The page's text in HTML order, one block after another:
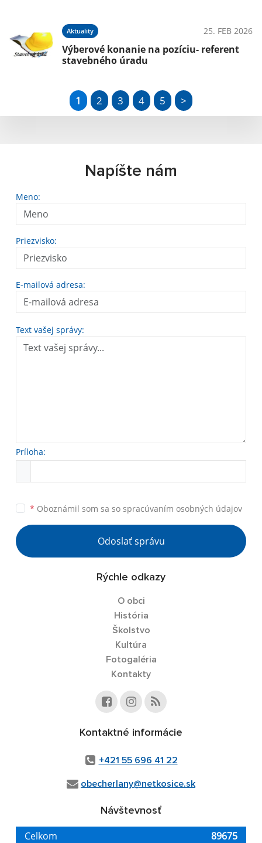
Aktuality 25. FEB 2026
Výberové konanie na pozíciu- referent
stavebného úradu
1 2 3 4 5 >
Napíšte nám
Meno:
Priezvisko:
E-mailová adresa:
Text vašej správy:
Príloha:
* Oboznámil som sa so spracúvaním osobných údajov
Odoslať správu
Rýchle odkazy
O obci
História
Školstvo
Kultúra
Fotogaléria
Kontakty
Kontaktné informácie
+421 55 696 41 22
obecherlany@netkosice.sk
Návštevnosť